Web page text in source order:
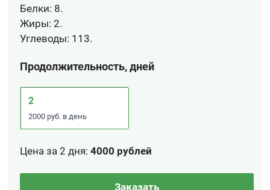
Белки: 8.
Жиры: 2.
Углеводы: 113.
Продолжительность, дней
2
2000 руб. в день
Цена за 2 дня:4000 рублей
Заказать